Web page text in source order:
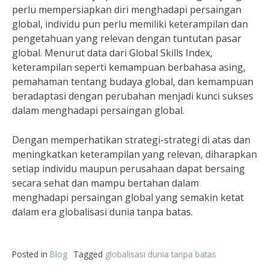
perlu mempersiapkan diri menghadapi persaingan
global, individu pun perlu memiliki keterampilan dan
pengetahuan yang relevan dengan tuntutan pasar
global. Menurut data dari Global Skills Index,
keterampilan seperti kemampuan berbahasa asing,
pemahaman tentang budaya global, dan kemampuan
beradaptasi dengan perubahan menjadi kunci sukses
dalam menghadapi persaingan global.
Dengan memperhatikan strategi-strategi di atas dan
meningkatkan keterampilan yang relevan, diharapkan
setiap individu maupun perusahaan dapat bersaing
secara sehat dan mampu bertahan dalam
menghadapi persaingan global yang semakin ketat
dalam era globalisasi dunia tanpa batas.
Posted in Blog Tagged globalisasi dunia tanpa batas